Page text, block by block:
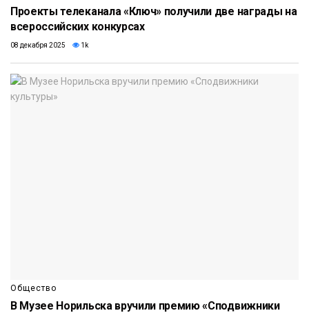
Проекты телеканала «Ключ» получили две награды на
всероссийских конкурсах
08 декабря 2025 1k
Общество
В Музее Норильска вручили премию «Сподвижники